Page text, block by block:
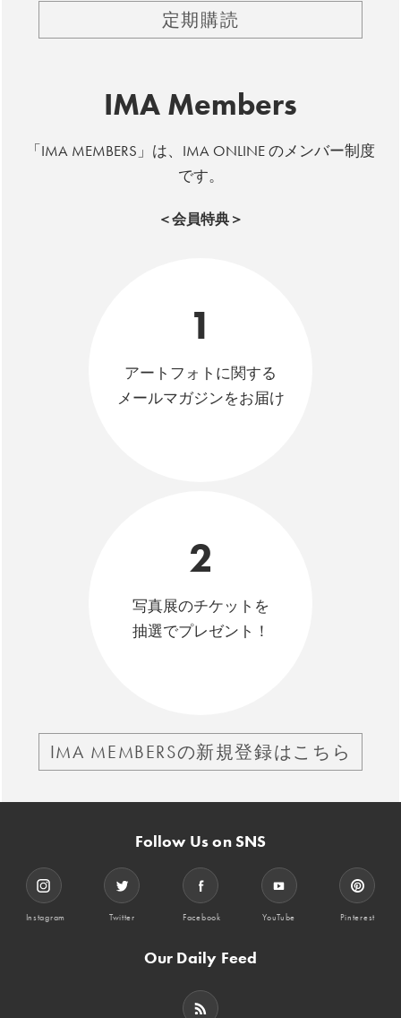
定期購読
IMA Members
「IMA MEMBERS」は、IMA ONLINE のメンバー制度
です。
＜会員特典＞
1
アートフォトに関する
メールマガジンをお届け
2
写真展のチケットを
抽選でプレゼント！
IMA MEMBERSの新規登録はこちら
Follow Us on SNS
Instagram Twitter Facebook YouTube Pinterest
Our Daily Feed